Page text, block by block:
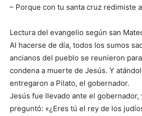
– Porque con tu santa cruz redimiste
Lectura del evangelio según san
Al hacerse de día, todos los sumos
ancianos del pueblo se reunieron
condena a muerte de Jesús. Y
entregaron a Pilato, el gobernador.
Jesús fue llevado ante el
preguntó: «¿Eres tú el rey de los